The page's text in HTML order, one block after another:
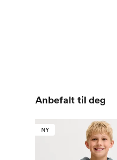
Anbefalt til deg
NY